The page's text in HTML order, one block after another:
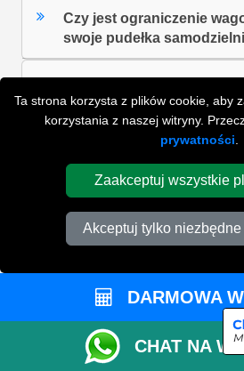
Ta strona korzysta z plików cookie, aby
korzystania z naszej witryny.
prywatności
Zaakceptuj wszystkie
Akceptuj tylko
Czy jest ograniczenie
swoje pudełka
Czy mogę anulować moje
Ilu pomocników będę
ZOBACZ
WYSZUKAJ W
PYTANIACH
DARMOWA
CHAT NA